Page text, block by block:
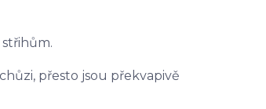
přesto jsou překvapivě